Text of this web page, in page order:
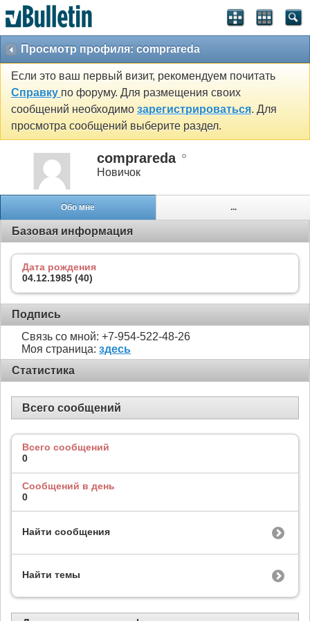
Просмотр профиля: comprareda
Если это ваш первый визит, рекомендуем почитать
Справку по форуму. Для размещения своих
сообщений необходимо зарегистрироваться. Для
просмотра сообщений выберите раздел.
comprareda
Новичок
Обо мне ...
Базовая информация
Дата рождения
04.12.1985 (40)
Подпись
Связь со мной: +7-954-522-48-26
Моя страница: здесь
Статистика
Всего сообщений
Всего сообщений
0
Сообщений в день
0
Найти сообщения
Найти темы